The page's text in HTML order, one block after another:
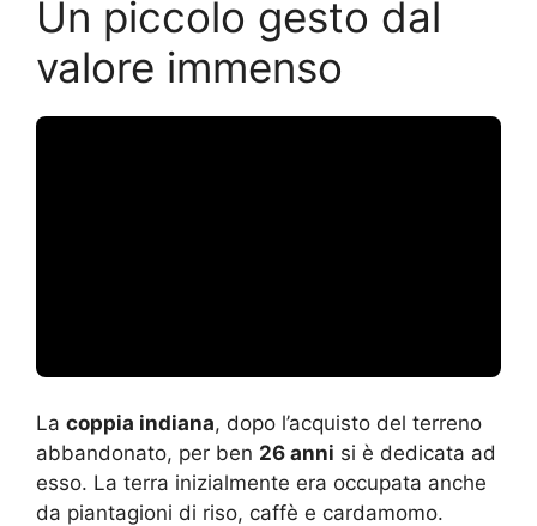
Un piccolo gesto dal
valore immenso
La coppia indiana, dopo l’acquisto del terreno
abbandonato, per ben 26 anni si è dedicata ad
esso. La terra inizialmente era occupata anche
da piantagioni di riso, caffè e cardamomo.